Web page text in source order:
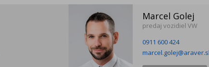
Marcel Golej
predaj vozidiel VW
0911 600 424